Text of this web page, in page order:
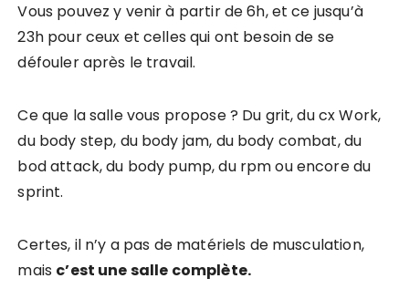
Vous pouvez y venir à partir de 6h, et ce jusqu’à
23h pour ceux et celles qui ont besoin de se
défouler après le travail.
Ce que la salle vous propose ? Du grit, du cx Work,
du body step, du body jam, du body combat, du
bod attack, du body pump, du rpm ou encore du
sprint.
Certes, il n’y a pas de matériels de musculation,
mais c’est une salle complète.